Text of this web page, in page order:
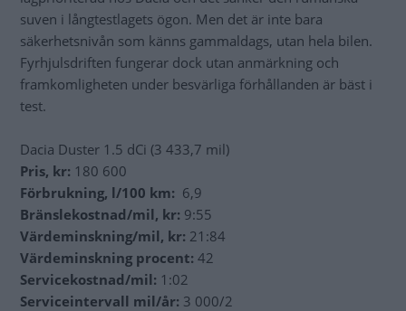
suven i långtestlagets ögon. Men det är inte bara
säkerhetsnivån som känns gammaldags, utan hela bilen.
Fyrhjulsdriften fungerar dock utan anmärkning och
framkomligheten under besvärliga förhållanden är bäst i
test.
Dacia Duster 1.5 dCi (3 433,7 mil)
Pris, kr: 180 600
Förbrukning, l/100 km: 6,9
Bränslekostnad/mil, kr: 9:55
Värdeminskning/mil, kr: 21:84
Värdeminskning procent: 42
Servicekostnad/mil: 1:02
Serviceintervall mil/år: 3 000/2